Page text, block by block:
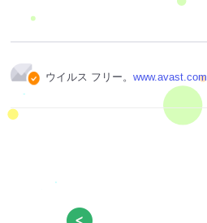
ウイルス フリー。www.avast.com